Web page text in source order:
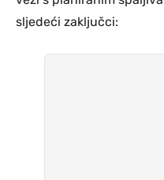
sljedeći zaključci: